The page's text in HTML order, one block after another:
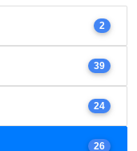
2
39
24
26